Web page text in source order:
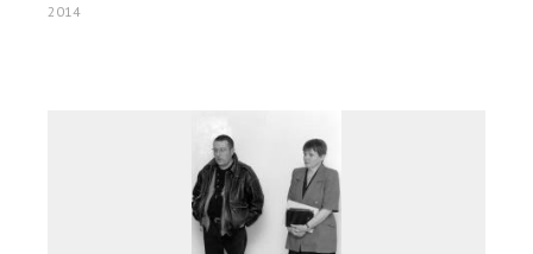
2014